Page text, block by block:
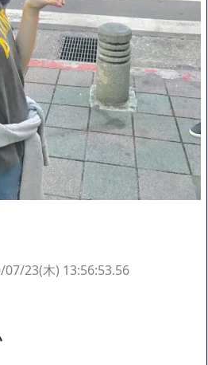
07/23(木) 13:56:53.56